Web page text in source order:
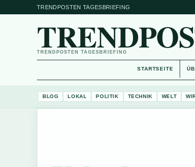
TRENDPOSTEN TAGESBRIEFING
TRENDPOSTEN TAGESBRIEFING
STARTSEITE
BLOG LOKAL POLITIK TECHNIK WELT